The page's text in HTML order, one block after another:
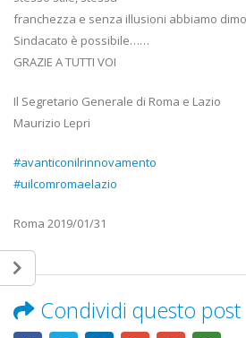
franchezza e senza illusioni abbiamo
Sindacato è possibile……
GRAZIE A TUTTI VOI
Il Segretario Generale di Roma e Lazio
Maurizio Lepri
#avanticonilrinnovamento
#uilcomromaelazio
Roma 2019/01/31
Condividi questo post